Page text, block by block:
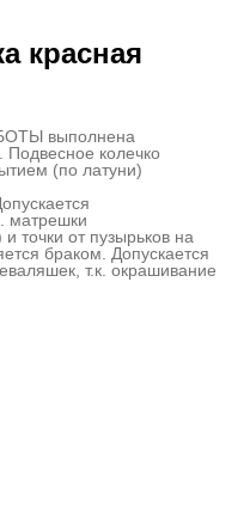
красная
выполнена
Подвесное колечко
(по латуни)
матрешки
точки от пузырьков на
браком. Допускается
т.к. окрашивание